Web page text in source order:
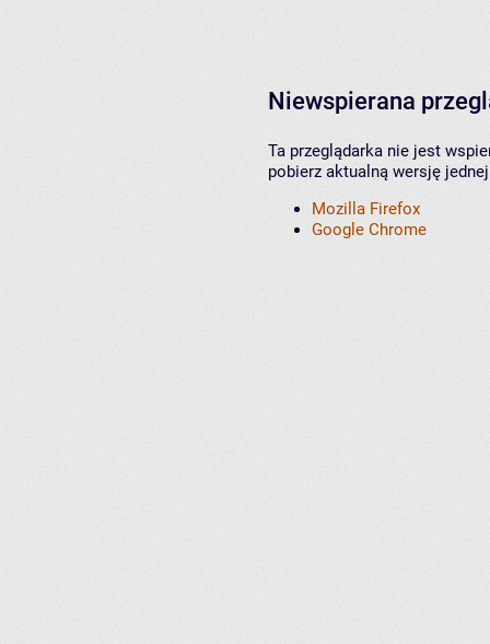
Niewspierana
Ta przeglądarka nie jest
pobierz aktualną wersję
Mozilla Firefox
Google Chrome